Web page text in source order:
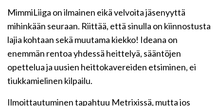
MimmiLiiga on ilmainen eikä velvoita jäsenyyttä
mihinkään seuraan. Riittää, että sinulla on kiinnostusta
lajia kohtaan sekä muutama kiekko! Ideana on
enemmän rentoa yhdessä heittelyä, sääntöjen
opettelua ja uusien heittokavereiden etsiminen, ei
tiukkamielinen kilpailu.
Ilmoittautuminen tapahtuu Metrixissä, mutta jos